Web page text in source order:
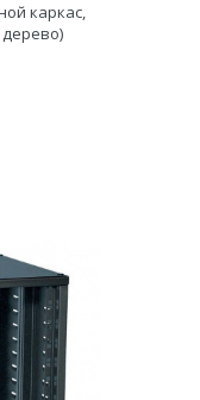
каркас,